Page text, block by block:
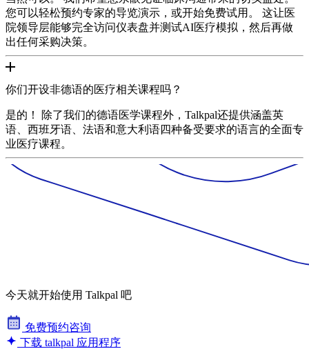
您可以轻松预约专家的导览演示，或开始免费试用。 这让医
院领导层能够完全访问仪表盘并测试AI医疗模拟，然后再做
出任何采购决策。
你们开设非德语的医疗相关课程吗？
是的！ 除了我们的德语医学课程外，Talkpal还提供涵盖英
语、西班牙语、法语和意大利语四种备受要求的语言的全面专
业医疗课程。
今天就开始使用 Talkpal 吧
免费预约咨询
下载 talkpal 应用程序